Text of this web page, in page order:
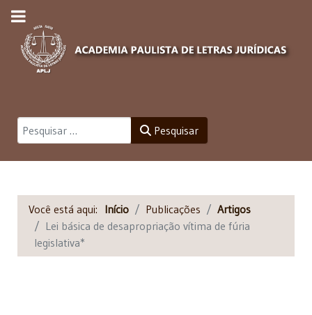
Pesquisar Pesquisar
Você está aqui: Início Publicações
Artigos
Lei básica de desapropriação vítima de fúria
legislativa*